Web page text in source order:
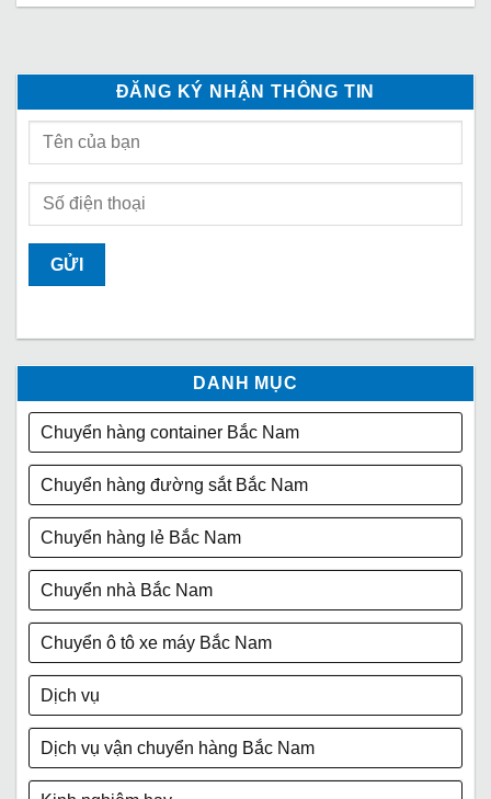
ĐĂNG KÝ NHẬN THÔNG TIN
DANH MỤC
Chuyển hàng container Bắc Nam
Chuyển hàng đường sắt Bắc Nam
Chuyển hàng lẻ Bắc Nam
Chuyển nhà Bắc Nam
Chuyển ô tô xe máy Bắc Nam
Dịch vụ
Dịch vụ vận chuyển hàng Bắc Nam